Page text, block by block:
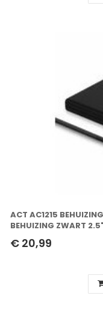
ACT AC1215
BEHUIZING ZWART
€ 20,99